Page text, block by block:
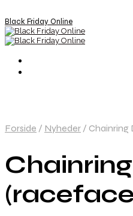
Black Friday Online
Forside / Nyheder / Chainring
Chainring